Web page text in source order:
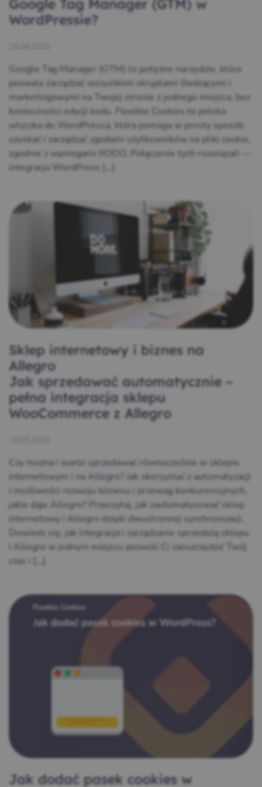
Google Tag Manager (GTM) w
WordPressie?
Google Tag Manager (GTM) to potężne narzędzie, które
pozwala zarządzać wszystkimi skryptami śledzącymi i
marketingowymi na Twojej stronie z jednego miejsca, bez
konieczności edycji kodu. Flexible Cookies to polska
wtyczka do WordPressa, która pomaga w prosty sposób
uzyskać i zarządzać zgodami użytkowników na pliki cookie,
zgodnie z wymogami RODO. Połączenie tych rozwiązań —
integracja WordPress […]
Sklep internetowy i biznes na
Allegro
Jak sprzedawać automatycznie –
pełna integracja sklepu
WooCommerce z Allegro
Czy można i warto sprzedawać równocześnie w sklepie
internetowym i na Allegro? Jak skorzystać z automatyzacji
i możliwości rozwoju biznesu i przewag konkurencyjnych,
jakie daje Allegro? Przeczytaj, jak zautomatyzować sklep
internetowy i Allegro dzięki dwustronnej synchronizacji.
Dowiedz się, jak integracja i zarządzanie sprzedażą sklepu
i Allegro w jednym miejscu pozwoli Ci zaoszczędzić Twój
czas i […]
Jak dodać pasek cookies w